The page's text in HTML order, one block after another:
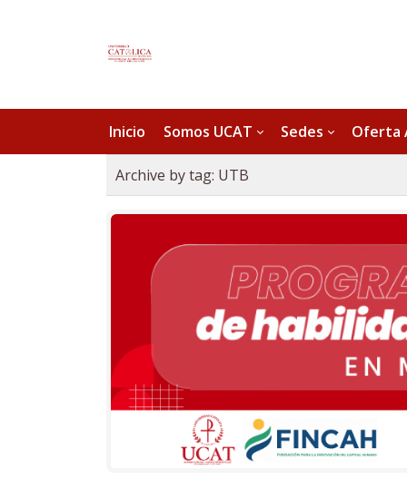
Inicio Somos UCAT Sedes Oferta
Archive by tag: UTB